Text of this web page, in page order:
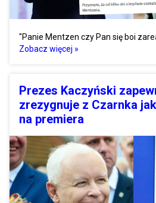
"Panie Mentzen czy Pan się boi
Zobacz więcej »
Prezes Kaczyński
zrezygnuje z Czarnka
na premiera